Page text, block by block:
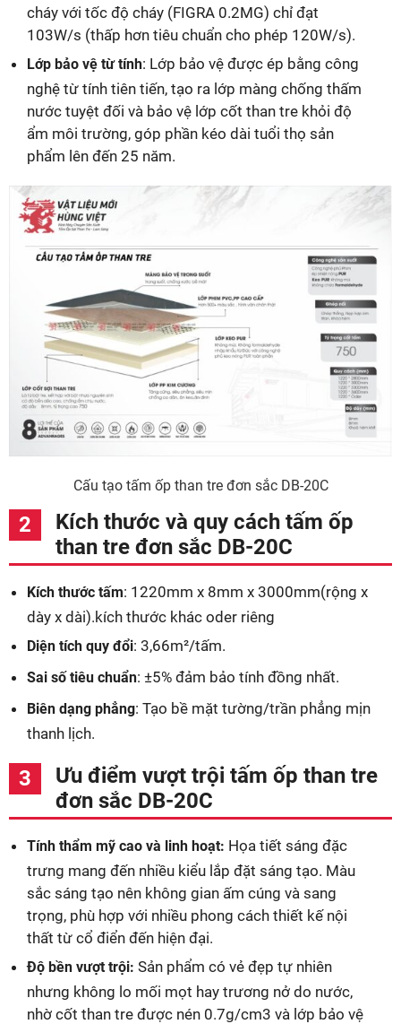
cháy với tốc độ cháy (FIGRA 0.2MG) chỉ đạt
103W/s (thấp hơn tiêu chuẩn cho phép 120W/s).
Lớp bảo vệ từ tính: Lớp bảo vệ được ép bằng công
nghệ từ tính tiên tiến, tạo ra lớp màng chống thấm
nước tuyệt đối và bảo vệ lớp cốt than tre khỏi độ
ẩm môi trường, góp phần kéo dài tuổi thọ sản
phẩm lên đến 25 năm.
Cấu tạo tấm ốp than tre đơn sắc DB-20C
Kích thước và quy cách tấm ốp
than tre đơn sắc DB-20C
Kích thước tấm: 1220mm x 8mm x 3000mm(rộng x
dày x dài).kích thước khác oder riêng
Diện tích quy đổi: 3,66m²/tấm.
Sai số tiêu chuẩn: ±5% đảm bảo tính đồng nhất.
Biên dạng phẳng: Tạo bề mặt tường/trần phẳng mịn
thanh lịch.
Ưu điểm vượt trội tấm ốp than tre
đơn sắc DB-20C
Tính thẩm mỹ cao và linh hoạt: Họa tiết sáng đặc
trưng mang đến nhiều kiểu lắp đặt sáng tạo. Màu
sắc sáng tạo nên không gian ấm cúng và sang
trọng, phù hợp với nhiều phong cách thiết kế nội
thất từ cổ điển đến hiện đại.
Độ bền vượt trội: Sản phẩm có vẻ đẹp tự nhiên
nhưng không lo mối mọt hay trương nở do nước,
nhờ cốt than tre được nén 0.7g/cm3 và lớp bảo vệ